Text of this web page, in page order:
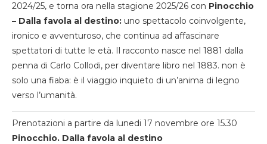
2024/25, e torna ora nella stagione 2025/26 con Pinocchio
– Dalla favola al destino: uno spettacolo coinvolgente,
ironico e avventuroso, che continua ad affascinare
spettatori di tutte le età. Il racconto nasce nel 1881 dalla
penna di Carlo Collodi, per diventare libro nel 1883. non è
solo una fiaba: è il viaggio inquieto di un’anima di legno
verso l’umanità.
Prenotazioni a partire da lunedi 17 novembre ore 15.30
Pinocchio. Dalla favola al destino